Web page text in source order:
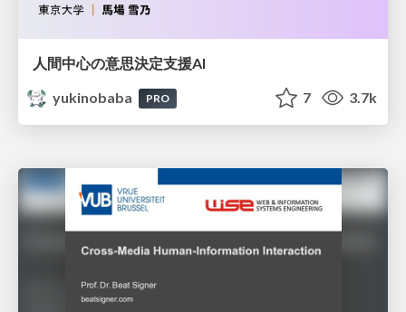
人間中心の意思決定支援AI
yukinobaba
PRO 7 3.7k